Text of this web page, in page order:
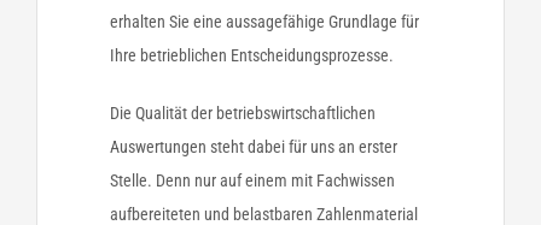
erhalten Sie eine aussagefähige Grundlage für
Ihre betrieblichen Entscheidungsprozesse.
Die Qualität der betriebswirtschaftlichen
Auswertungen steht dabei für uns an erster
Stelle. Denn nur auf einem mit Fachwissen
aufbereiteten und belastbaren Zahlenmaterial